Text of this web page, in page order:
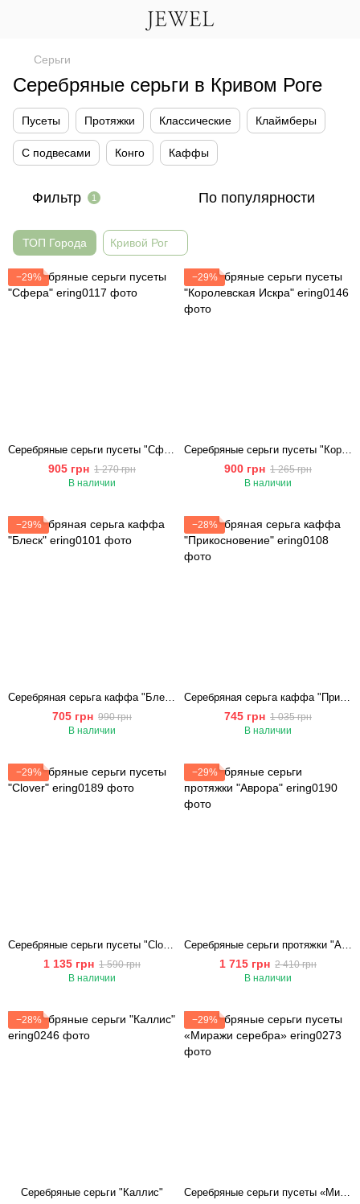
Серьги
Серебряные серьги в Кривом Роге
Пусеты Протяжки Классические Клаймберы
С подвесами Конго Каффы
Фильтр 1 По популярности
ТОП Города Кривой Рог
−29%
Серебряные серьги пусеты "Сфера"
905 грн 1 270 грн
В наличии
−29%
Серебряные серьги пусеты "Королевская Искра"
900 грн 1 265 грн
В наличии
−29%
Серебряная серьга каффа "Блеск"
705 грн 990 грн
В наличии
−28%
Серебряная серьга каффа "Прикосновение"
745 грн 1 035 грн
В наличии
−29%
Серебряные серьги пусеты "Сlover"
1 135 грн 1 590 грн
В наличии
−29%
Серебряные серьги протяжки "Аврора"
1 715 грн 2 410 грн
В наличии
−28%
Серебряные серьги "Каллис"
−29%
Серебряные серьги пусеты «Миражи серебра»